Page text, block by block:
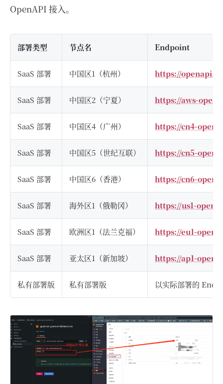
OpenAPI 接入。
部署类型 节点名 Endpoint
SaaS 部署 中国区1（杭州） https://
SaaS 部署 中国区2（宁夏） https://aws-
SaaS 部署 中国区4（广州） https://cn4-
SaaS 部署 中国区5（世纪互联） https://cn5-
SaaS 部署 中国区6（香港） https://cn6-
SaaS 部署 海外区1（俄勒冈） https://us1-
SaaS 部署 欧洲区1（法兰克福） https://eu1-
SaaS 部署 亚太区1（新加坡） https://ap1-
私有部署版 私有部署版 以实际部署的